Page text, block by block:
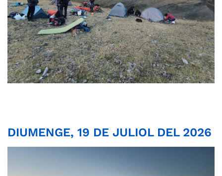
DIUMENGE, 19 DE JULIOL DEL 2026